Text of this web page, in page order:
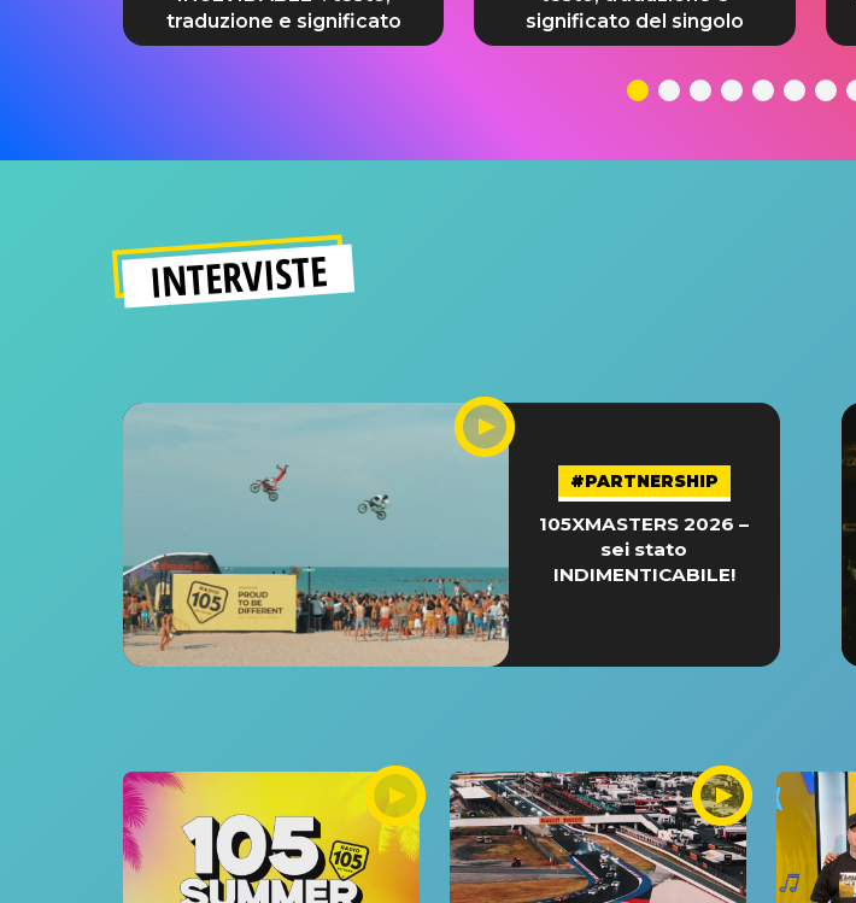
traduzione e significato
significato del singolo
INTERVISTE
#PARTNERSHIP
105XMASTERS 2026 –
sei stato
INDIMENTICABILE!